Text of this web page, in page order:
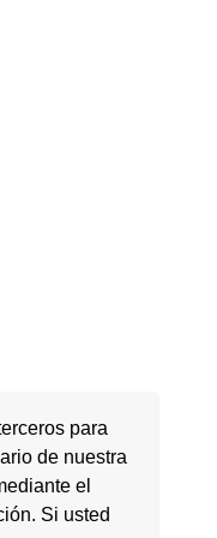
para
de nuestra
el
Si usted